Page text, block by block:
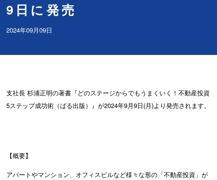
9日に発売
2024年09月09日
支社長 杉浦正明の著書『どのステージからでもうまくいく！不動産投資
5ステップ成功術（ぱる出版）』が2024年9月9日(月)より発売されます。
【概要】
アパートやマンション、オフィスビルなど様々な形の「不動産投資」が